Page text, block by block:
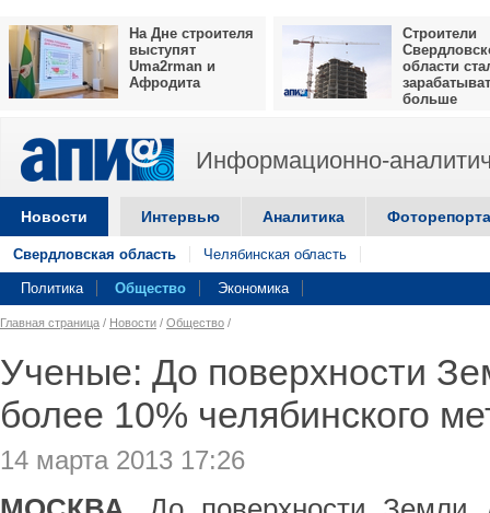
На Дне строителя
выступят
Uma2rman и
Афродита
Строители
области
больше
Информационно-
Новости Интервью Аналитика
Свердловская область Челябинская область
Политика Общество Экономика
Главная страница / Новости / Общество /
Ученые: До поверхности
более 10% челябинского
14 марта 2013 17:26